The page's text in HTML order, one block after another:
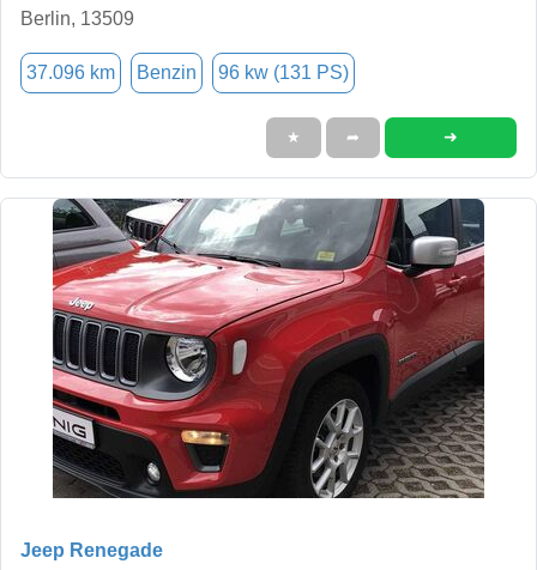
Berlin, 13509
37.096 km Benzin 96 kw (131 PS)
★ ➦ ➜
Jeep Renegade